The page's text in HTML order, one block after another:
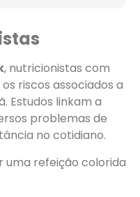
, nutricionistas com
riscos associados a
Estudos linkam a
problemas de
no cotidiano.
refeição colorida